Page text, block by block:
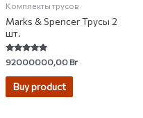
Комплекты трусов
Marks & Spencer Трусы 2
шт.
Rated
4.83
out of 5
92000000,00Br
Buy product